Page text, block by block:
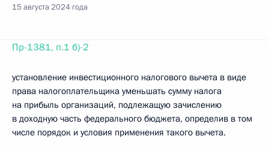
15 августа 2024 года
Пр-1381, п.1 б)-2
установление инвестиционного налогового вычета в виде
права налогоплательщика уменьшать сумму налога
на прибыль организаций, подлежащую зачислению
в доходную часть федерального бюджета, определив в том
числе порядок и условия применения такого вычета.